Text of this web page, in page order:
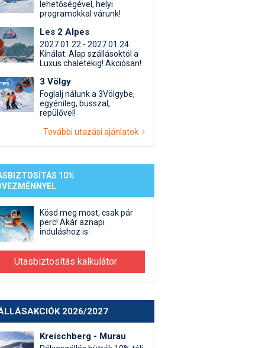
Termékkereső
egyéb síeléshez kapcsolódó téma
kapcsolatos kérdések és válaszok
beszélgetések
lehetőségével, helyi
programokkal várunk!
Les 2 Alpes
2027.01.22 - 2027.01.24
Kínálat: Alap szállásoktól a
Luxus chaletekig! Akciósan!
3 Völgy
Foglalj nálunk a 3Völgybe,
egyénileg, busszal,
repülővel!
További utazási ajánlatok
10%
Kösd meg most, csak pár
perc! Akár aznapi
induláshoz is.
Utasbiztosítás kalkulátor
2026/2027
Kreischberg - Murau